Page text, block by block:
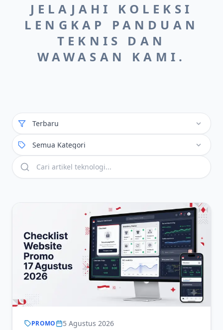
JELAJAHI KOLEKSI
LENGKAP PANDUAN
TEKNIS DAN
WAWASAN KAMI.
Terbaru
Semua Kategori
PROMO 5 Agustus 2026